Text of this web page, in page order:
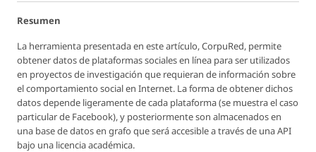
Resumen
La herramienta presentada en este artículo, CorpuRed, permite
obtener datos de plataformas sociales en línea para ser utilizados
en proyectos de investigación que requieran de información sobre
el comportamiento social en Internet. La forma de obtener dichos
datos depende ligeramente de cada plataforma (se muestra el caso
particular de Facebook), y posteriormente son almacenados en
una base de datos en grafo que será accesible a través de una API
bajo una licencia académica.